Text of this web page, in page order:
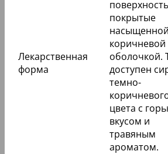
Лекарственная
форма
покрытые
насыщенной
коричневой
оболочкой.
доступен
темно-
цвета с
вкусом и
травяным
ароматом.